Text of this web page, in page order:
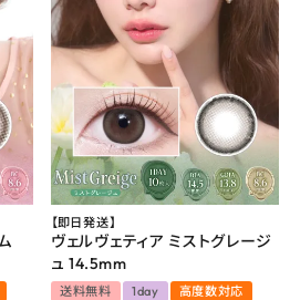
【即日発送】
ヴェルヴェティア ミストグレージ
ュ 14.5mm
送料無料 1day
高度数対応